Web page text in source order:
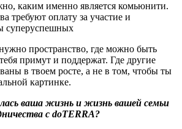
каким именно является комьюнити.
требуют оплату за участие и
суперуспешных
пространство, где можно быть
примут и поддержат. Где другие
в твоем росте, а не в том, чтобы ты
картинке.
ваша жизнь и жизнь вашей семьи
с doTERRA?